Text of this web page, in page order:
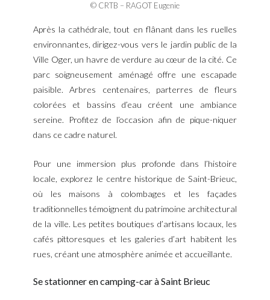
© CRTB – RAGOT Eugenie
Après la cathédrale, tout en flânant dans les ruelles
environnantes, dirigez-vous vers le jardin public de la
Ville Oger, un havre de verdure au cœur de la cité. Ce
parc soigneusement aménagé offre une escapade
paisible. Arbres centenaires, parterres de fleurs
colorées et bassins d’eau créent une ambiance
sereine. Profitez de l’occasion afin de pique-niquer
dans ce cadre naturel.
Pour une immersion plus profonde dans l’histoire
locale, explorez le centre historique de Saint-Brieuc,
où les maisons à colombages et les façades
traditionnelles témoignent du patrimoine architectural
de la ville. Les petites boutiques d’artisans locaux, les
cafés pittoresques et les galeries d’art habitent les
rues, créant une atmosphère animée et accueillante.
Se stationner en camping-car à Saint Brieuc